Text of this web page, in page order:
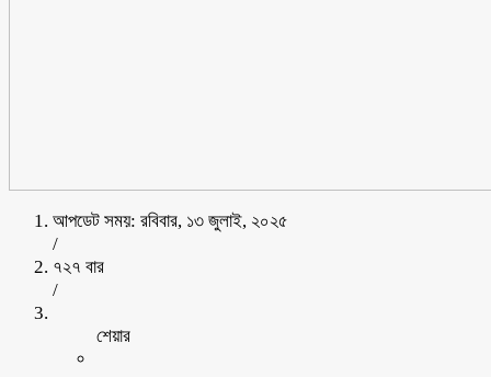
আপডেট সময়: রবিবার, ১৩ জুলাই, ২০২৫
/
৭২৭ বার
/
শেয়ার